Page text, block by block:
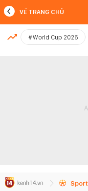
MỚI NHẤT
VỀ TRANG CHỦ
#World Cup 2026
Sport